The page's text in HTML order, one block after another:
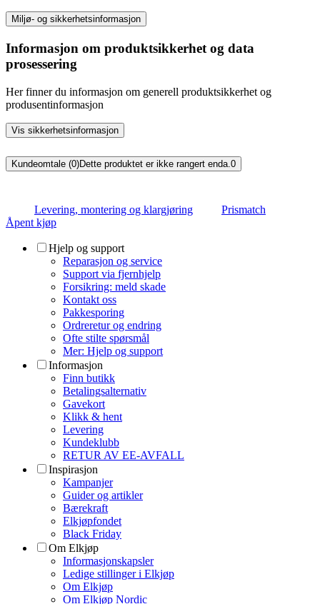
Miljø- og sikkerhetsinformasjon
Informasjon om produktsikkerhet og data
prosessering
Her finner du informasjon om generell produktsikkerhet og
produsentinformasjon
Vis sikkerhetsinformasjon
Kundeomtale (0)Dette produktet er ikke rangert enda. 0
Levering, montering og klargjøring
Prismatch
Åpent kjøp
Hjelp og support
Reparasjon og service
Support via fjernhjelp
Forsikring: meld skade
Kontakt oss
Pakkesporing
Ordreretur og endring
Ofte stilte spørsmål
Mer: Hjelp og support
Informasjon
Finn butikk
Betalingsalternativ
Gavekort
Klikk & hent
Levering
Kundeklubb
RETUR AV EE-AVFALL
Inspirasjon
Kampanjer
Guider og artikler
Bærekraft
Elkjøpfondet
Black Friday
Om Elkjøp
Informasjonskapsler
Ledige stillinger i Elkjøp
Om Elkjøp
Om Elkjøp Nordic